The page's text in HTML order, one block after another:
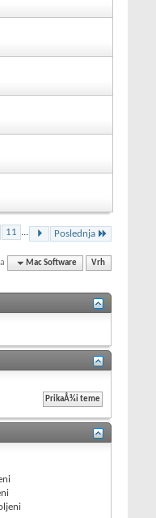
11 ... Poslednja
Mac Software Vrh